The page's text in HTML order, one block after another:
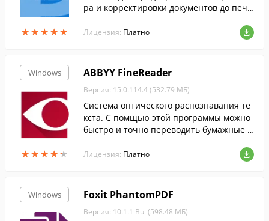
★★★★★
★★★★★
ра и корректировки документов до печа
Лицензия: Платно
Windows
★★★★★
★★★★★
ABBYY FineReader
Версия: 15.0.114.4 (532.79 МБ)
Cистема оптического распознавания те
кста. С помщью этой программы можно
быстро и точно переводить бумажные д
рафии документов в редактируемый фо
Лицензия: Платно
Windows Foxit PhantomPDF
Версия: 10.1.1 Bui (598.48 МБ)